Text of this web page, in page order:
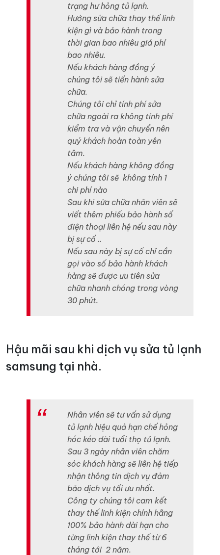
trạng hư hỏng tủ lạnh.
Hướng sửa chữa thay thế linh
kiện gì và bảo hành trong
thời gian bao nhiêu giá phí
bao nhiêu.
Nếu khách hàng đồng ý
chúng tôi sẽ tiến hành sửa
chữa.
Chúng tôi chỉ tính phí sửa
chữa ngoài ra không tính phí
kiểm tra và vận chuyển nên
quý khách hoàn toàn yên
tâm.
Nếu khách hàng không đồng
ý chúng tôi sẽ không tính 1
chi phí nào
Sau khi sửa chữa nhân viên sẽ
viết thêm phiếu bảo hành số
điện thoại liên hệ nếu sau này
bị sự cố ..
Nếu sau này bị sự cố chỉ cần
gọi vào số bảo hành khách
hàng sẽ được ưu tiên sửa
chữa nhanh chóng trong vòng
30 phút.
Hậu mãi sau khi dịch vụ sửa tủ lạnh
samsung tại nhà.
Nhân viên sẽ tư vấn sử dụng
tủ lạnh hiệu quả hạn chế hỏng
hóc kéo dài tuổi thọ tủ lạnh.
Sau 3 ngày nhân viên chăm
sóc khách hàng sẽ liên hệ tiếp
nhận thông tin dịch vụ đảm
bảo dịch vụ tối ưu nhất.
Công ty chúng tôi cam kết
thay thế linh kiện chính hãng
100% bảo hành dài hạn cho
từng linh kiện thay thế từ 6
tháng tới 2 năm.